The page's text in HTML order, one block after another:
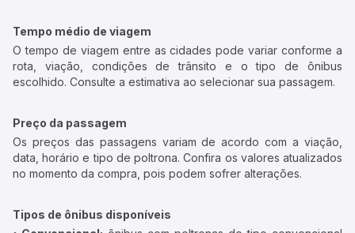
Tempo médio de viagem
O tempo de viagem entre as cidades pode variar conforme a
rota, viação, condições de trânsito e o tipo de ônibus
escolhido. Consulte a estimativa ao selecionar sua passagem.
Preço da passagem
Os preços das passagens variam de acordo com a viação,
data, horário e tipo de poltrona. Confira os valores atualizados
no momento da compra, pois podem sofrer alterações.
Tipos de ônibus disponíveis